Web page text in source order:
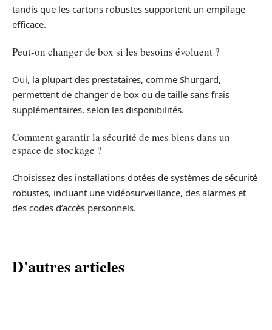
tandis que les cartons robustes supportent un empilage
efficace.
Peut-on changer de box si les besoins évoluent ?
Oui, la plupart des prestataires, comme Shurgard,
permettent de changer de box ou de taille sans frais
supplémentaires, selon les disponibilités.
Comment garantir la sécurité de mes biens dans un
espace de stockage ?
Choisissez des installations dotées de systèmes de sécurité
robustes, incluant une vidéosurveillance, des alarmes et
des codes d’accès personnels.
D'autres articles